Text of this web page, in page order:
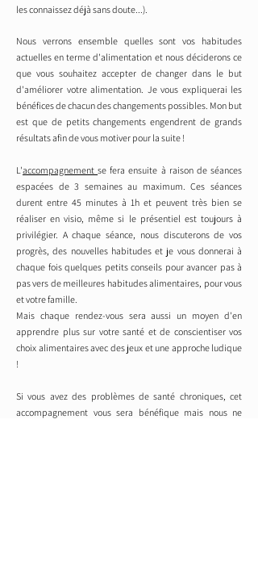
les connaissez déjà sans doute...).
Nous verrons ensemble quelles sont vos habitudes
actuelles en terme d'alimentation et nous déciderons ce
que vous souhaitez accepter de changer dans le but
d'améliorer votre alimentation. Je vous expliquerai les
bénéfices de chacun des changements possibles. Mon but
est que de petits changements engendrent de grands
résultats afin de vous motiver pour la suite !
L'accompagnementse fera ensuite à raison de séances
espacées de 3 semaines au maximum. Ces séances
durent entre 45 minutes à 1h et peuvent très bien se
réaliser en visio, même si le présentiel est toujours à
privilégier. A chaque séance, nous discuterons de vos
progrès, des nouvelles habitudes et je vous donnerai à
chaque fois quelques petits conseils pour avancer pas à
pas vers de meilleures habitudes alimentaires, pour vous
et votre famille.
Mais chaque rendez-vous sera aussi un moyen d'en
apprendre plus sur votre santé et de conscientiser vos
choix alimentaires avec des jeux et une approche ludique
!
Si vous avez des problèmes de santé chroniques, cet
accompagnement vous sera bénéfique mais nous ne